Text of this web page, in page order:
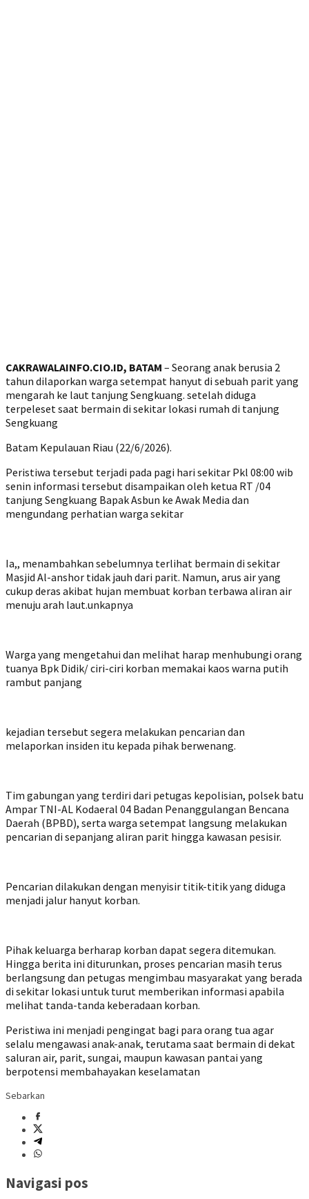
CAKRAWALAINFO.CIO.ID, BATAM – Seorang anak berusia 2
tahun dilaporkan warga setempat hanyut di sebuah parit yang
mengarah ke laut tanjung Sengkuang. setelah diduga
terpeleset saat bermain di sekitar lokasi rumah di tanjung
Sengkuang
Batam Kepulauan Riau (22/6/2026).
Peristiwa tersebut terjadi pada pagi hari sekitar Pkl 08:00 wib
senin informasi tersebut disampaikan oleh ketua RT /04
tanjung Sengkuang Bapak Asbun ke Awak Media dan
mengundang perhatian warga sekitar
Ia,, menambahkan sebelumnya terlihat bermain di sekitar
Masjid Al-anshor tidak jauh dari parit. Namun, arus air yang
cukup deras akibat hujan membuat korban terbawa aliran air
menuju arah laut.unkapnya
Warga yang mengetahui dan melihat harap menhubungi orang
tuanya Bpk Didik/ ciri-ciri korban memakai kaos warna putih
rambut panjang
kejadian tersebut segera melakukan pencarian dan
melaporkan insiden itu kepada pihak berwenang.
Tim gabungan yang terdiri dari petugas kepolisian, polsek batu
Ampar TNI-AL Kodaeral 04 Badan Penanggulangan Bencana
Daerah (BPBD), serta warga setempat langsung melakukan
pencarian di sepanjang aliran parit hingga kawasan pesisir.
Pencarian dilakukan dengan menyisir titik-titik yang diduga
menjadi jalur hanyut korban.
Pihak keluarga berharap korban dapat segera ditemukan.
Hingga berita ini diturunkan, proses pencarian masih terus
berlangsung dan petugas mengimbau masyarakat yang berada
di sekitar lokasi untuk turut memberikan informasi apabila
melihat tanda-tanda keberadaan korban.
Peristiwa ini menjadi pengingat bagi para orang tua agar
selalu mengawasi anak-anak, terutama saat bermain di dekat
saluran air, parit, sungai, maupun kawasan pantai yang
berpotensi membahayakan keselamatan
Sebarkan
Navigasi pos